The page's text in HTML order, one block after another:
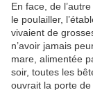
En face, de
le poulailler,
vivaient de
n’avoir jamais
mare, alimentée
soir, toutes les
ouvrait la porte